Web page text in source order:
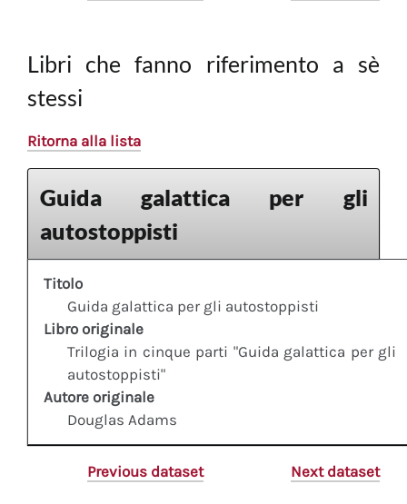
Libri che fanno riferimento a sè
stessi
Ritorna alla lista
Guida galattica per gli
autostoppisti
Titolo
Guida galattica per gli autostoppisti
Libro originale
Trilogia in cinque parti "Guida galattica per gli
autostoppisti"
Autore originale
Douglas Adams
Previous dataset Next dataset